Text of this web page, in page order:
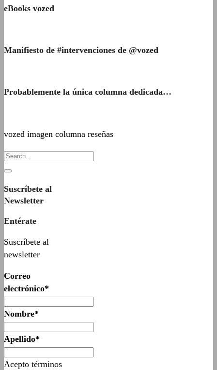
eBooks vozed
Manifiesto de #intervenciones de @vozed
Probablemente la única columna dedicada…
vozed imagen columna reseñas
Suscríbete al
Newsletter
Entérate
Suscríbete al
newsletter
Correo
electrónico*
Nombre*
Apellido*
Acepto términos